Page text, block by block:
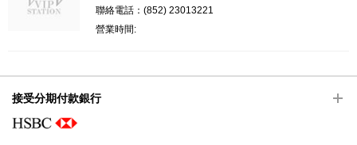
聯絡電話：(852) 23013221
營業時間:
接受分期付款銀行